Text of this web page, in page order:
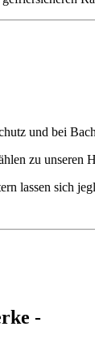
und bei
zu unseren
lassen sich
-